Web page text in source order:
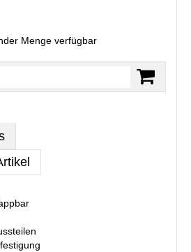
Menge verfügbar